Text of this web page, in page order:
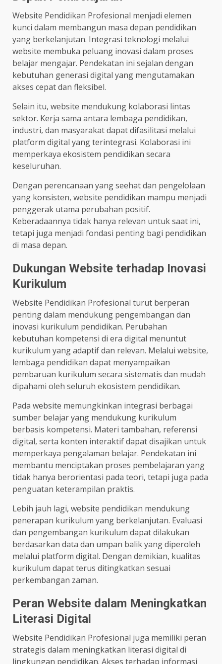
Website Pendidikan Profesional menjadi elemen
kunci dalam membangun masa depan pendidikan
yang berkelanjutan. Integrasi teknologi melalui
website membuka peluang inovasi dalam proses
belajar mengajar. Pendekatan ini sejalan dengan
kebutuhan generasi digital yang mengutamakan
akses cepat dan fleksibel.
Selain itu, website mendukung kolaborasi lintas
sektor. Kerja sama antara lembaga pendidikan,
industri, dan masyarakat dapat difasilitasi melalui
platform digital yang terintegrasi. Kolaborasi ini
memperkaya ekosistem pendidikan secara
keseluruhan.
Dengan perencanaan yang seehat dan pengelolaan
yang konsisten, website pendidikan mampu menjadi
penggerak utama perubahan positif.
Keberadaannya tidak hanya relevan untuk saat ini,
tetapi juga menjadi fondasi penting bagi pendidikan
di masa depan.
Dukungan Website terhadap Inovasi
Kurikulum
Website Pendidikan Profesional turut berperan
penting dalam mendukung pengembangan dan
inovasi kurikulum pendidikan. Perubahan
kebutuhan kompetensi di era digital menuntut
kurikulum yang adaptif dan relevan. Melalui website,
lembaga pendidikan dapat menyampaikan
pembaruan kurikulum secara sistematis dan mudah
dipahami oleh seluruh ekosistem pendidikan.
Pada website memungkinkan integrasi berbagai
sumber belajar yang mendukung kurikulum
berbasis kompetensi. Materi tambahan, referensi
digital, serta konten interaktif dapat disajikan untuk
memperkaya pengalaman belajar. Pendekatan ini
membantu menciptakan proses pembelajaran yang
tidak hanya berorientasi pada teori, tetapi juga pada
penguatan keterampilan praktis.
Lebih jauh lagi, website pendidikan mendukung
penerapan kurikulum yang berkelanjutan. Evaluasi
dan pengembangan kurikulum dapat dilakukan
berdasarkan data dan umpan balik yang diperoleh
melalui platform digital. Dengan demikian, kualitas
kurikulum dapat terus ditingkatkan sesuai
perkembangan zaman.
Peran Website dalam Meningkatkan
Literasi Digital
Website Pendidikan Profesional juga memiliki peran
strategis dalam meningkatkan literasi digital di
lingkungan pendidikan. Akses terhadap informasi